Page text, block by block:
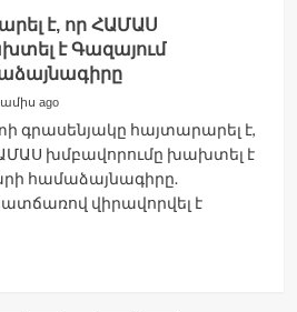
է, որ ՀԱՄԱՍ
է Գազայում
ago
գրասենյակը հայտարարել է,
խմբավորումը խախտել է
համաձայնագիրը.
վիրավորվել է